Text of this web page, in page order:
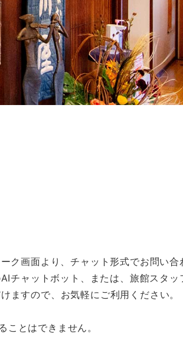
ク画面より、チャット形式でお問い
チャットボット、または、旅館スタッ
ますので、お気軽にご利用ください
ことはできません。